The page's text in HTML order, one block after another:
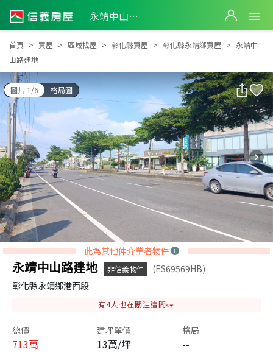
永靖中山路建地
永靖中山路建地
首頁 買屋 區域找屋 彰化縣買屋 彰化縣永靖鄉買屋
永靖中
山路建地
圖片 1/6 格局圖
此為其他仲介業者物件
永靖中山路建地 非信義物件
(ES69569HB)
彰化縣永靖鄉港西段
有4人也在關注這間👀
總價
713萬
建坪單價
13萬/坪
格局
--